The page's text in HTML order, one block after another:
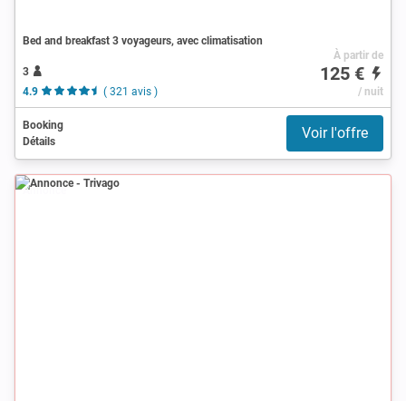
Bed and breakfast 3 voyageurs, avec climatisation
3
4.9
( 321 avis )
À partir de
125 €
/ nuit
Booking
Détails
Voir l'offre
Annonce